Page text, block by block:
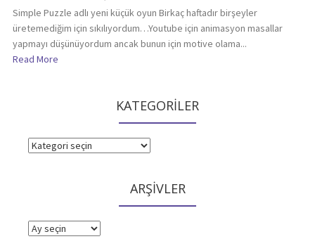
Simple Puzzle adlı yeni küçük oyun Birkaç haftadır birşeyler
üretemediğim için sıkılıyordum…Youtube için animasyon masallar
yapmayı düşünüyordum ancak bunun için motive olama...
Read More
KATEGORİLER
KATEGORİLER
ARŞİVLER
ARŞİVLER